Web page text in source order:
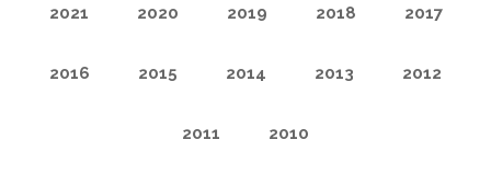
2021 2020 2019 2018 2017
2016 2015 2014 2013 2012
2011 2010